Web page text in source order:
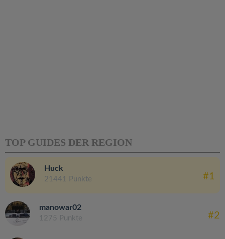
TOP GUIDES DER REGION
Huck
21441 Punkte #1
manowar02
1275 Punkte #2